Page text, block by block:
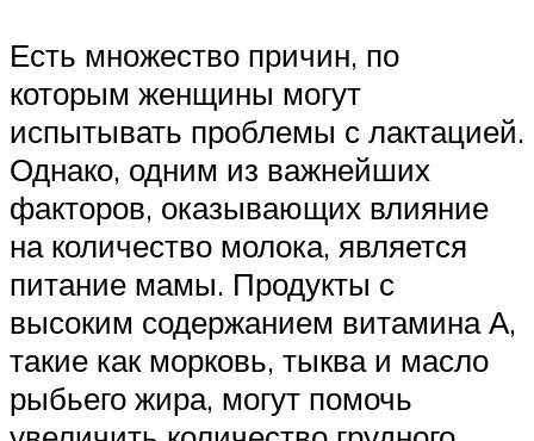
Есть множество причин, по
которым женщины могут
испытывать проблемы с лактацией.
Однако, одним из важнейших
факторов, оказывающих влияние
на количество молока, является
питание мамы. Продукты с
высоким содержанием витамина А,
такие как морковь, тыква и масло
рыбьего жира, могут помочь